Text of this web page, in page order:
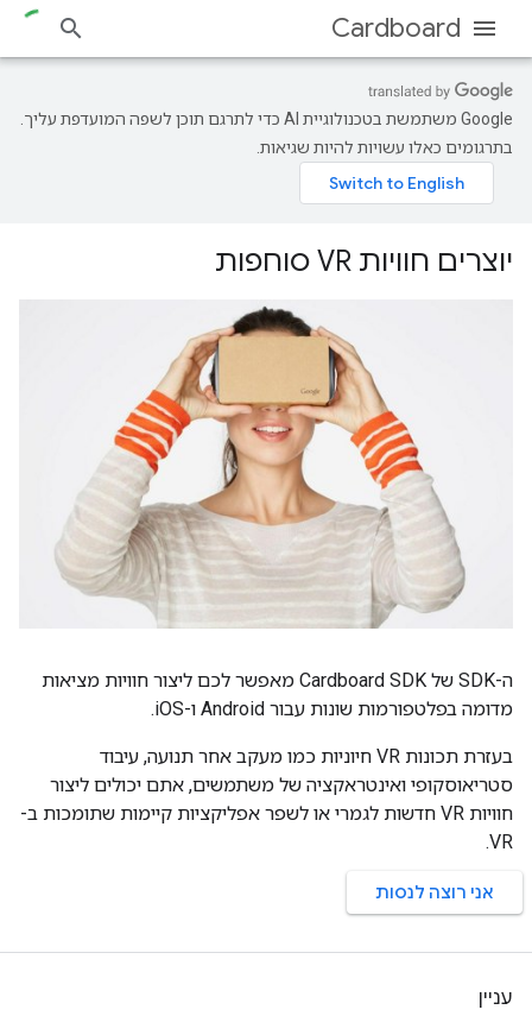
Cardboard
‫Google משתמשת בטכנולוגיית AI כדי לתרגם תוכן לשפה המועדפת עליך.
בתרגומים כאלו עשויות להיות שגיאות.
יוצרים חוויות VR סוחפות
ה-SDK של Cardboard SDK מאפשר לכם ליצור חוויות מציאות
מדומה בפלטפורמות שונות עבור Android ו-iOS.
בעזרת תכונות VR חיוניות כמו מעקב אחר תנועה, עיבוד
סטריאוסקופי ואינטראקציה של משתמשים, אתם יכולים ליצור
חוויות VR חדשות לגמרי או לשפר אפליקציות קיימות שתומכות ב-
VR.
אני רוצה לנסות
עניין